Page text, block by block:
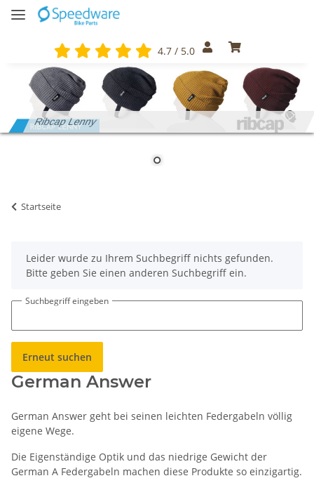
4.7 / 5.0
Ribcap Lenny
Startseite
xLeider wurde zu Ihrem Suchbegriff nichts gefunden.
Bitte geben Sie einen anderen Suchbegriff ein.
Suchbegriff eingeben
Erneut suchen
German Answer
German Answer geht bei seinen leichten Federgabeln völlig
eigene Wege.
Die Eigenständige Optik und das niedrige Gewicht der
German A Federgabeln machen diese Produkte so einzigartig.